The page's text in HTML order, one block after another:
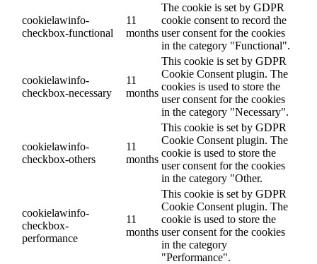
cookielawinfo-
checkbox-functional
11
months
The cookie is set by GDPR
cookie consent to record the
user consent for the cookies
in the category "Functional".
cookielawinfo-
checkbox-necessary
11
months
This cookie is set by GDPR
Cookie Consent plugin. The
cookies is used to store the
user consent for the cookies
in the category "Necessary".
cookielawinfo-
checkbox-others
11
months
This cookie is set by GDPR
Cookie Consent plugin. The
cookie is used to store the
user consent for the cookies
in the category "Other.
cookielawinfo-
checkbox-
performance
11
months
This cookie is set by GDPR
Cookie Consent plugin. The
cookie is used to store the
user consent for the cookies
in the category
"Performance".